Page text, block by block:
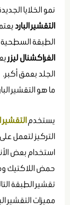
نمو الخلايا
التقشير البارد
الطبقة السطحية
الفراكشنال ليزر
الجلد بعمق أكبر.
ما هو التقشير
يستخدمالتقشير
التركيز لتعمل
استخدام بعض
حمض اللاكتيك
تقشير الطبقة
مميزات التقشير